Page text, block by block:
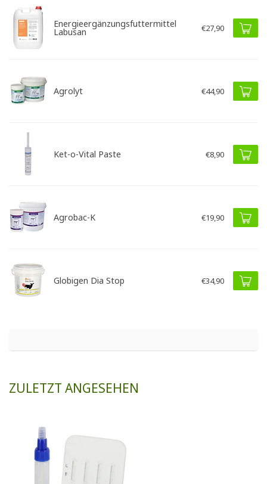
Energieergänzungsfuttermittel
Labusan €27,90
Agrolyt €44,90
Ket-o-Vital Paste €8,90
Agrobac-K €19,90
Globigen Dia Stop €34,90
ZULETZT ANGESEHEN